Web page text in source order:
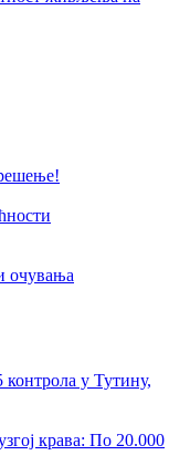
очувања
контрола у Тутину,
крава: По 20.000